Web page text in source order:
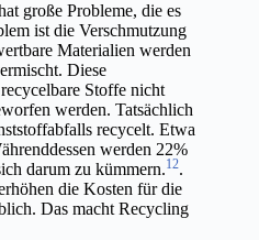
große Probleme, die es
ist die Verschmutzung
Materialien werden
Diese
Stoffe nicht
werden. Tatsächlich
recycelt. Etwa
werden 22%
darum zu kümmern.12.
die Kosten für die
Das macht Recycling